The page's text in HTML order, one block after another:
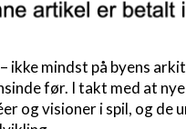
mindst på byens
før. I takt med at
og visioner i spil, og